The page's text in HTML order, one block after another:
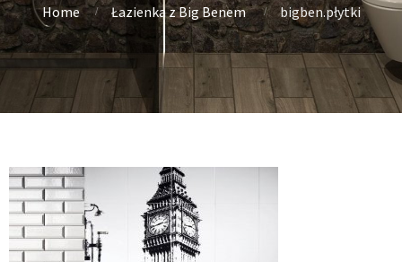
Home Łazienka z Big Benem bigben.płytki